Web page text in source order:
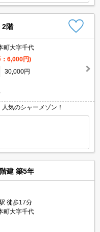
2階
町大字千代
6,000円)
30,000円
気のシャーメゾン！
建 築5年
徒歩17分
町大字千代